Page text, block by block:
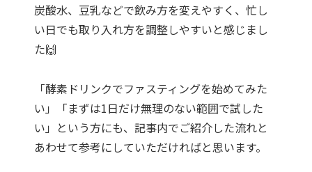
炭酸水、豆乳などで飲み方を変えやすく、忙し
い日でも取り入れ方を調整しやすいと感じまし
た🙌
「酵素ドリンクでファスティングを始めてみた
い」「まずは1日だけ無理のない範囲で試した
い」という方にも、記事内でご紹介した流れと
あわせて参考にしていただければと思います。